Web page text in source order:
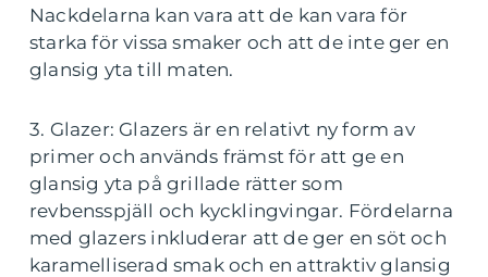
Nackdelarna kan vara att de kan vara för
starka för vissa smaker och att de inte ger en
glansig yta till maten.
3. Glazer: Glazers är en relativt ny form av
primer och används främst för att ge en
glansig yta på grillade rätter som
revbensspjäll och kycklingvingar. Fördelarna
med glazers inkluderar att de ger en söt och
karamelliserad smak och en attraktiv glansig